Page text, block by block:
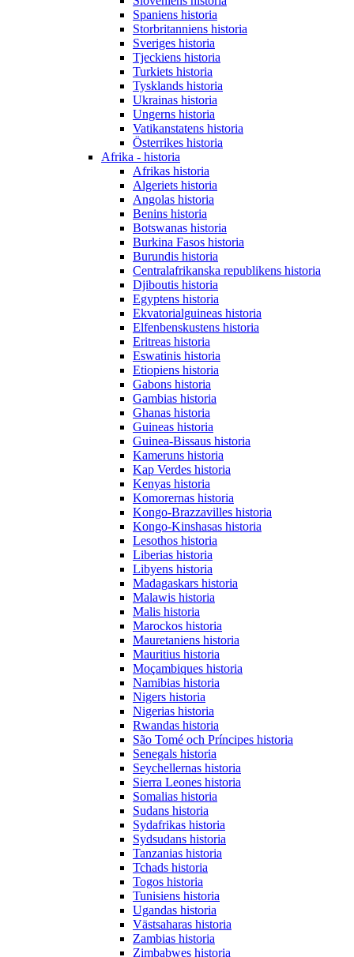
Spaniens historia
Storbritanniens historia
Sveriges historia
Tjeckiens historia
Turkiets historia
Tysklands historia
Ukrainas historia
Ungerns historia
Vatikanstatens historia
Österrikes historia
Afrika - historia
Afrikas historia
Algeriets historia
Angolas historia
Benins historia
Botswanas historia
Burkina Fasos historia
Burundis historia
Centralafrikanska republikens historia
Djiboutis historia
Egyptens historia
Ekvatorialguineas historia
Elfenbenskustens historia
Eritreas historia
Eswatinis historia
Etiopiens historia
Gabons historia
Gambias historia
Ghanas historia
Guineas historia
Guinea-Bissaus historia
Kameruns historia
Kap Verdes historia
Kenyas historia
Komorernas historia
Kongo-Brazzavilles historia
Kongo-Kinshasas historia
Lesothos historia
Liberias historia
Libyens historia
Madagaskars historia
Malawis historia
Malis historia
Marockos historia
Mauretaniens historia
Mauritius historia
Moçambiques historia
Namibias historia
Nigers historia
Nigerias historia
Rwandas historia
São Tomé och Príncipes historia
Senegals historia
Seychellernas historia
Sierra Leones historia
Somalias historia
Sudans historia
Sydafrikas historia
Sydsudans historia
Tanzanias historia
Tchads historia
Togos historia
Tunisiens historia
Ugandas historia
Västsaharas historia
Zambias historia
Zimbabwes historia